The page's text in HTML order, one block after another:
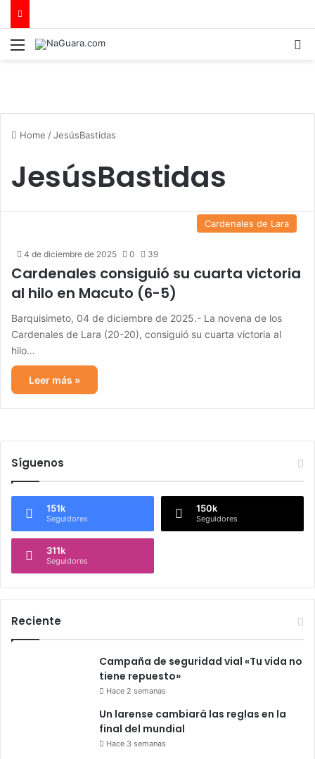
Menu
Home /JesúsBastidas
JesúsBastidas
Cardenales de Lara
4 de diciembre de 2025 0 39
Cardenales consiguió su cuarta victoria
al hilo en Macuto (6-5)
Barquisimeto, 04 de diciembre de 2025.- La novena de los
Cardenales de Lara (20-20), consiguió su cuarta victoria al
hilo…
Leer más »
Síguenos
151k
Seguidores
150k
Seguidores
311k
Seguidores
Reciente
Campaña de seguridad vial «Tu vida no
tiene repuesto»
Hace 2 semanas
Un larense cambiará las reglas en la
final del mundial
Hace 3 semanas